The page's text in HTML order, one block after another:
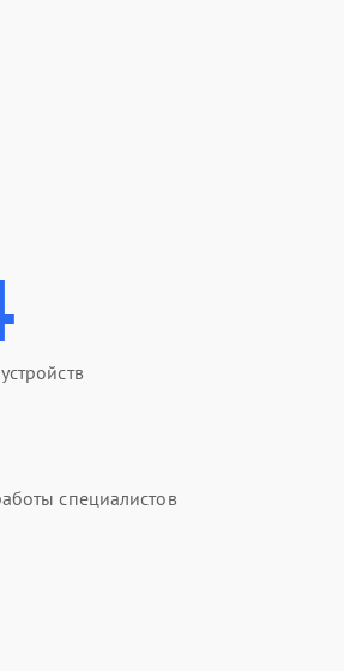
специалистов